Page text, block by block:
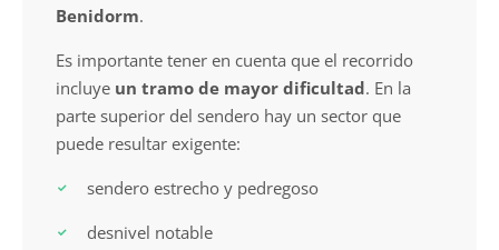
Benidorm.
Es importante tener en cuenta que el recorrido
incluye un tramo de mayor dificultad. En la
parte superior del sendero hay un sector que
puede resultar exigente:
sendero estrecho y pedregoso
desnivel notable